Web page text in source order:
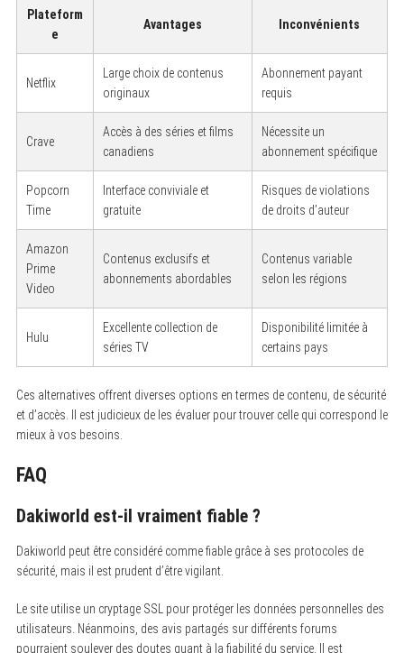
Plateform
e
Avantages Inconvénients
Netflix
Large choix de contenus
originaux
Abonnement payant
requis
Crave
Accès à des séries et films
canadiens
Nécessite un
abonnement spécifique
Popcorn
Time
Interface conviviale et
gratuite
Risques de violations
de droits d’auteur
Amazon
Prime
Video
Contenus exclusifs et
abonnements abordables
Contenus variable
selon les régions
Hulu
Excellente collection de
séries TV
Disponibilité limitée à
certains pays
Ces alternatives offrent diverses options en termes de contenu, de sécurité
et d’accès. Il est judicieux de les évaluer pour trouver celle qui correspond le
mieux à vos besoins.
FAQ
Dakiworld est-il vraiment fiable ?
Dakiworld peut être considéré comme fiable grâce à ses protocoles de
sécurité, mais il est prudent d’être vigilant.
Le site utilise un cryptage SSL pour protéger les données personnelles des
utilisateurs. Néanmoins, des avis partagés sur différents forums
pourraient soulever des doutes quant à la fiabilité du service. Il est
a
r
c